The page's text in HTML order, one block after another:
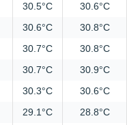
30.5°C
30.6°C
30.6°C
30.8°C
30.7°C
30.8°C
30.7°C
30.9°C
30.3°C
30.6°C
29.1°C
28.8°C